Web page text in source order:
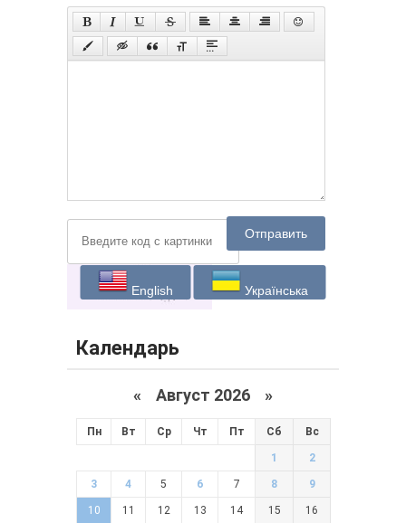
Отправить
English Українська
Календарь
« Август 2026 »
Пн Вт Ср Чт Пт Сб Вс
1 2
3 4 5 6 7 8 9
10 11 12 13 14 15 16